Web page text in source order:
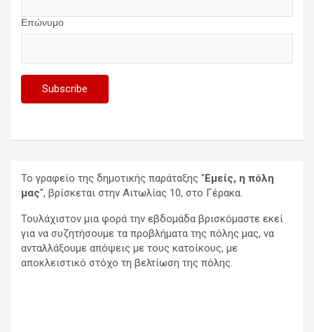
Επώνυμο
Το γραφείο της δημοτικής παράταξης "Εμείς, η πόλη
μας", βρίσκεται στην Αιτωλίας 10, στο Γέρακα.
Τουλάχιστον μια φορά την εβδομάδα βρισκόμαστε εκεί
για να συζητήσουμε τα προβλήματα της πόλης μας, να
ανταλλάξουμε απόψεις με τους κατοίκους, με
αποκλειστικό στόχο τη βελτίωση της πόλης.